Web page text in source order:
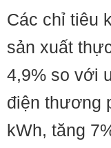
Các chỉ tiêu
sản xuất
4,9% so với
điện thương
kWh, tăng